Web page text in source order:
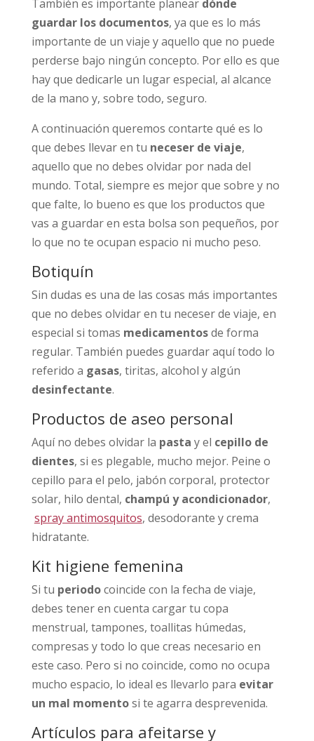
También es importante planear dónde
guardar los documentos, ya que es lo más
importante de un viaje y aquello que no puede
perderse bajo ningún concepto. Por ello es que
hay que dedicarle un lugar especial, al alcance
de la mano y, sobre todo, seguro.
A continuación queremos contarte qué es lo
que debes llevar en tu neceser de viaje,
aquello que no debes olvidar por nada del
mundo. Total, siempre es mejor que sobre y no
que falte, lo bueno es que los productos que
vas a guardar en esta bolsa son pequeños, por
lo que no te ocupan espacio ni mucho peso.
Botiquín
Sin dudas es una de las cosas más importantes
que no debes olvidar en tu neceser de viaje, en
especial si tomas medicamentosde forma
regular. También puedes guardar aquí todo lo
referido a gasas, tiritas, alcohol y algún
desinfectante.
Productos de aseo personal
Aquí no debes olvidar la pasta y el cepillo de
dientes, si es plegable, mucho mejor. Peine o
cepillo para el pelo, jabón corporal, protector
solar, hilo dental, champú y acondicionador,
spray antimosquitos, desodorante y crema
hidratante.
Kit higiene femenina
Si tu periodocoincide con la fecha de viaje,
debes tener en cuenta cargar tu copa
menstrual, tampones, toallitas húmedas,
compresas y todo lo que creas necesario en
este caso. Pero si no coincide, como no ocupa
mucho espacio, lo ideal es llevarlo para evitar
un mal momentosi te agarra desprevenida.
Artículos para afeitarse y